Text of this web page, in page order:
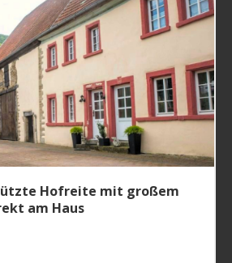
Hofreite mit großem
am Haus